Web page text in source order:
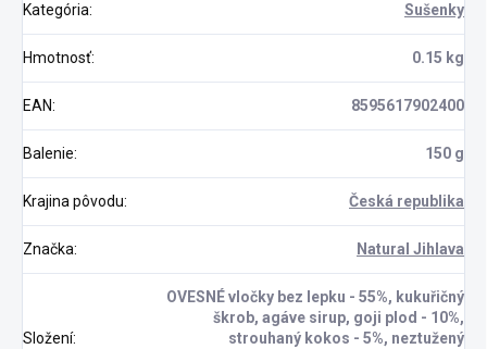
Kategória: Sušenky
Hmotnosť: 0.15 kg
EAN: 8595617902400
Balenie: 150 g
Krajina pôvodu: Česká republika
Značka: Natural Jihlava
Složení:
OVESNÉ vločky bez lepku - 55%, kukuřičný
škrob, agáve sirup, goji plod - 10%,
strouhaný kokos - 5%, neztužený